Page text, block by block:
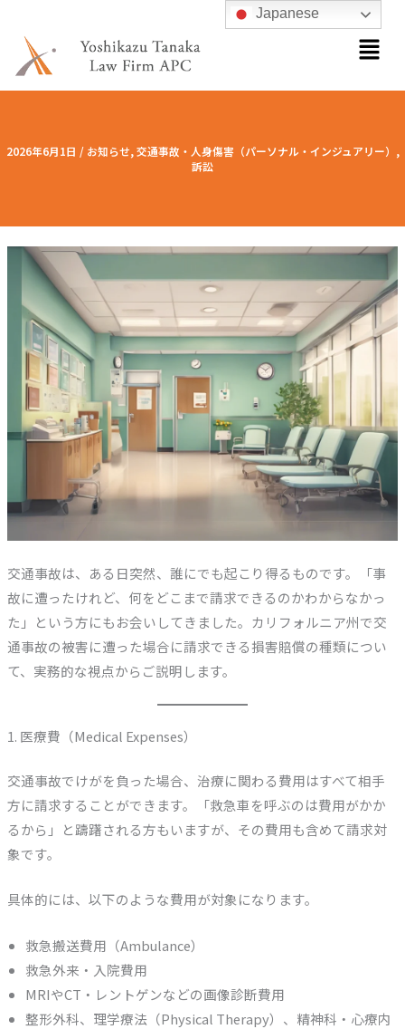
プ
メ
ニ
ー
2026年6月1日 / お知らせ,交通事故・人身傷害（パーソナル・インジュアリー） ,
訴訟
交通事故は、ある日突然、誰にでも起こり得るものです。「事
故に遭ったけれど、何をどこまで請求できるのかわからなかっ
た」という方にもお会いしてきました。カリフォルニア州で交
通事故の被害に遭った場合に請求できる損害賠償の種類につい
て、実務的な視点からご説明します。
1. 医療費（Medical Expenses）
交通事故でけがを負った場合、治療に関わる費用はすべて相手
方に請求することができます。「救急車を呼ぶのは費用がかか
るから」と躊躇される方もいますが、その費用も含めて請求対
象です。
具体的には、以下のような費用が対象になります。
救急搬送費用（Ambulance）
救急外来・入院費用
MRIやCT・レントゲンなどの画像診断費用
整形外科、理学療法（Physical Therapy）、精神科・心療内
Japanese